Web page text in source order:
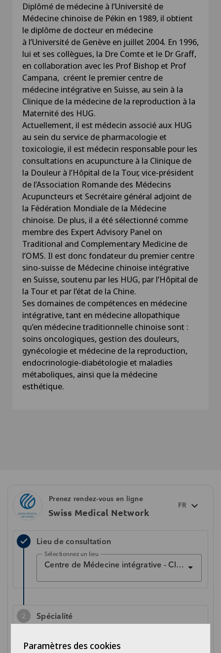
Diplômé de médecine à l’Université de
Médecine chinoise de Pékin en 1989, il obtient
le diplôme de docteur en médecine
à l’Université de Genève en juillet 2004. En 1996,
lui et ses collègues, la Dre Comte et le Dr Graff,
en collaboration avec les Prof Bishop et Prof
Campana, créent le premier centre de
médecine intégrative en Suisse, au sein à la
Clinique de la médecine de la reproduction à la
Maternité des HUG.
Actuellement, il est médecin associé aux HUG
au sein du service de pharmacologie et
toxicologie, il est médecin responsable pour les
consultations en acupuncture à la Clinique de
la Douleur à l’Hôpital de la Tour, vice-président
de l’Association Romande des Médecins
Acupuncteurs et Secrétaire général adjoint de
la Fédération Mondiale de la Médecine
chinoise. De plus, il a été sélectionné comme
membre des Expert Advisory Panel on
Traditional and Complementary Medicine de
l’OMS. Il est donc fondateur du premier centre
sino-suisse de Médecine chinoise intégrative
en Suisse, soutenu par les HUG, par l’Hôpital de
la Tour et par l’état de la Chine.
Ses domaines de compétences en médecine
intégrative, tant en médecine allopathique
qu’en médecine traditionnelle chinoise sont :
soins oncologiques, gestion des douleurs,
gynécologie et médecine de la reproduction,
endocrinologie-diabétologie et maladies
métaboliques, ainsi que la médecine
esthétique.
Paramètres des cookies